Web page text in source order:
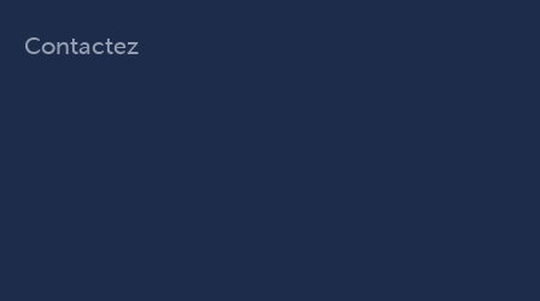
Contactez